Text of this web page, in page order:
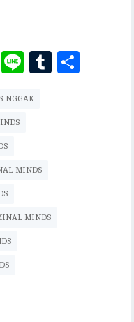
T
Li
e
T
NGGAK
MINDS
MINDS